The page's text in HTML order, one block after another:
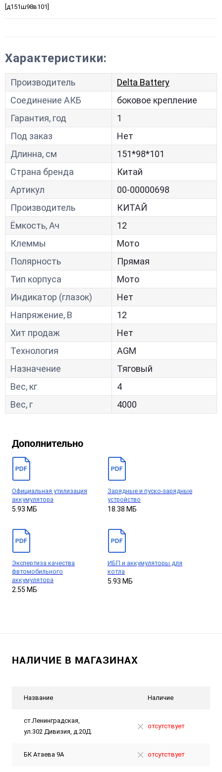
[д151ш98в101]
Характеристики:
Производитель
Delta Battery
Соединение АКБ
боковое крепление
Гарантия, год
1
Под заказ
Нет
Длинна, см
151*98*101
Страна бренда
Китай
Артикул
00-00000698
Производитель
КИТАЙ
Ёмкость, Ач
12
Клеммы
Мото
Полярность
Прямая
Тип корпуса
Мото
Индикатор (глазок)
Нет
Напряжение, В
12
Хит продаж
Нет
Технология
AGM
Назначение
Тяговый
Вес, кг
4
Вес, г
4000
Дополнительно
Официальная утилизация
аккумулятора
5.93 МБ
Зарядные и пуско-зарядные
устройство
18.38 МБ
Экспертиза качества
фвтомобильного
аккумулятора
2.55 МБ
ИБП и аккумуляторы для
котла
5.93 МБ
НАЛИЧИЕ В МАГАЗИНАХ
Название Наличие
ст.Ленинградская,
ул.302 Дивизия, д.20Д.
отсутствует
БК Атаева 9А отсутствует